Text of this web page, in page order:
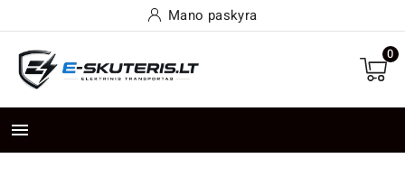
Mano paskyra
0
